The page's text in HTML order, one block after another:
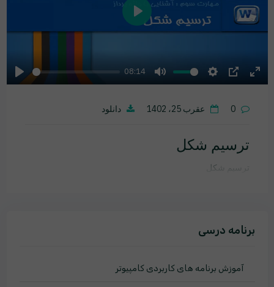
Play
08:14
Mute Settings
PIP
Play
0 عقرب 25، 1402 دانلود
ترسیم شکل
ترسیم شکل
برنامه درسی
آموزش برنامه های کاربردی کامپیوتر